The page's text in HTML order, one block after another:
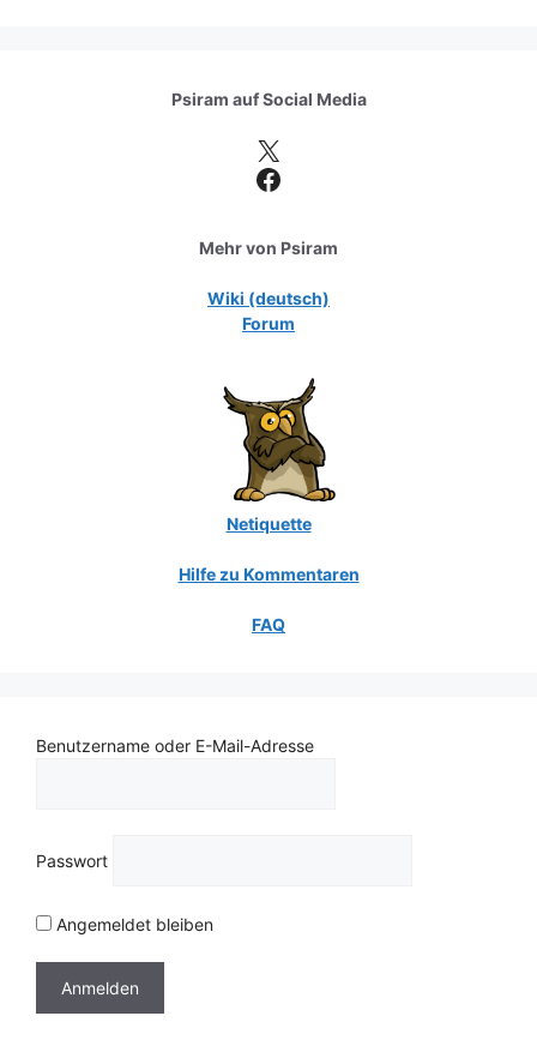
Psiram aufSocial Media
X
Facebook
Mehr von Psiram
Wiki (deutsch)
Forum
Netiquette
Hilfe zu Kommentaren
FAQ
Benutzername oder E-Mail-Adresse
Passwort
Angemeldet bleiben